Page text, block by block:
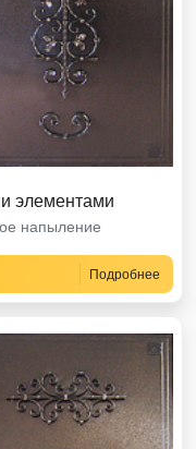
элементами
напыление
Подробнее